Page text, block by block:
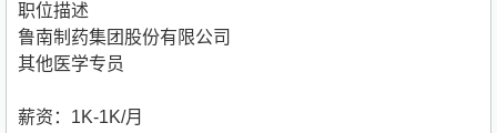
职位描述
鲁南制药集团股份有限公司
其他医学专员
薪资：1K-1K/月